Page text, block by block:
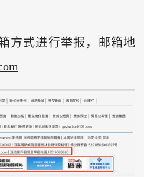
方式进行举报，邮箱地